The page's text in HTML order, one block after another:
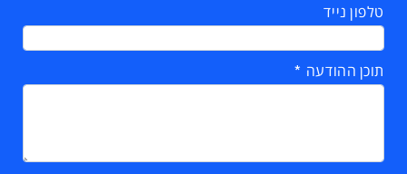
טלפון נייד
תוכן ההודעה